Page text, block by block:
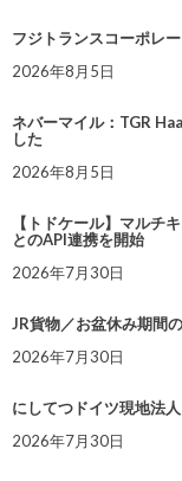
フジトランスコーポレ
2026年8月5日
ネバーマイル：TGR
した
2026年8月5日
【トドケール】マルチ
とのAPI連携を開始
2026年7月30日
JR貨物／お盆休み期間
2026年7月30日
にしてつドイツ現地法
2026年7月30日